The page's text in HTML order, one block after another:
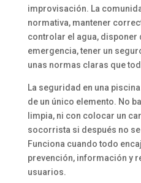
improvisación. La
normativa, mantener
controlar el agua, disponer
emergencia, tener un
unas normas claras que
La seguridad en una
de un único elemento. No
limpia, ni con colocar un
socorrista si después no
Funciona cuando todo
prevención, información y
usuarios.